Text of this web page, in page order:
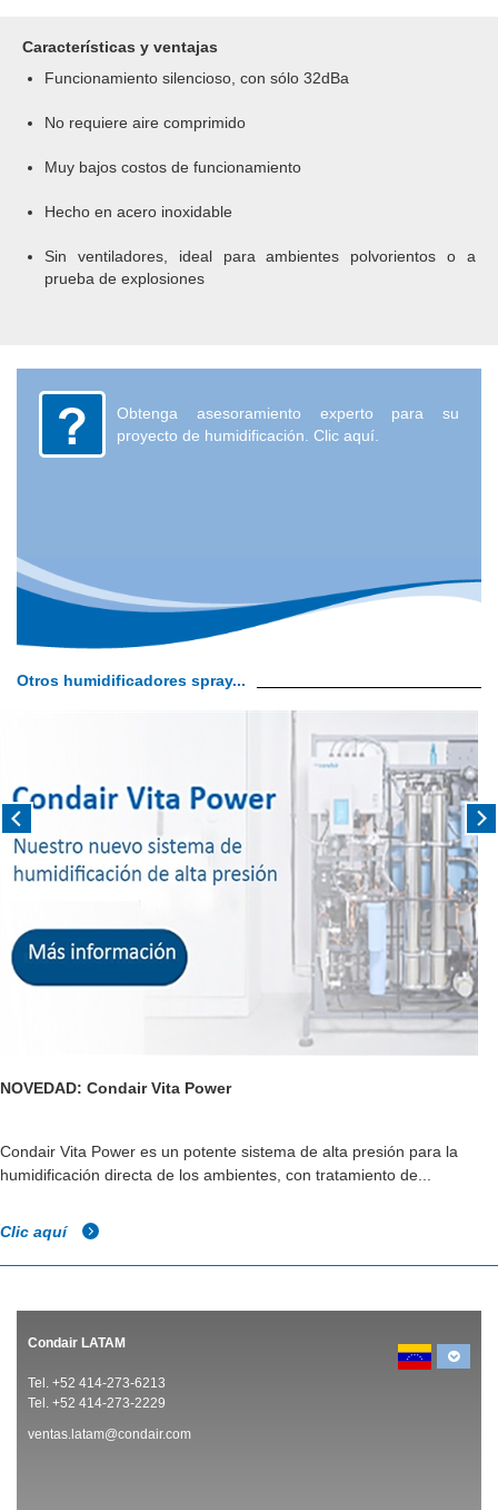
Características y ventajas
Funcionamiento silencioso, con sólo 32dBa
No requiere aire comprimido
Muy bajos costos de funcionamiento
Hecho en acero inoxidable
Sin ventiladores, ideal para ambientes polvorientos o a
prueba de explosiones
Obtenga asesoramiento experto para su
proyecto de humidificación. Clic aquí.
Otros humidificadores spray...
NOVEDAD: Condair Vita Power
Condair Vita Power es un potente sistema de alta presión para la
humidificación directa de los ambientes, con tratamiento de...
Clic aquí
Condair LATAM
Tel. +52 414-273-6213
Tel. +52 414-273-2229
ventas.latam@condair.com